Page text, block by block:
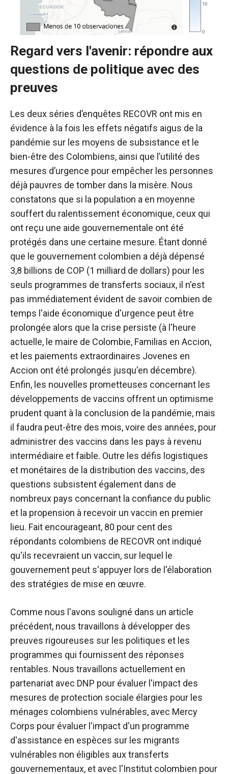
Regard vers l'avenir: répondre aux
questions de politique avec des
preuves
Les deux séries d’enquêtes RECOVR ont mis en
évidence à la fois les effets négatifs aigus de la
pandémie sur les moyens de subsistance et le
bien-être des Colombiens, ainsi que l’utilité des
mesures d’urgence pour empêcher les personnes
déjà pauvres de tomber dans la misère. Nous
constatons que si la population a en moyenne
souffert du ralentissement économique, ceux qui
ont reçu une aide gouvernementale ont été
protégés dans une certaine mesure. Étant donné
que le gouvernement colombien a déjà dépensé
3,8 billions de COP (1 milliard de dollars) pour les
seuls programmes de transferts sociaux, il n'est
pas immédiatement évident de savoir combien de
temps l'aide économique d'urgence peut être
prolongée alors que la crise persiste (à l'heure
actuelle, le maire de Colombie, Familias en Accion,
et les paiements extraordinaires Jovenes en
Accion ont été prolongés jusqu'en décembre).
Enfin, les nouvelles prometteuses concernant les
développements de vaccins offrent un optimisme
prudent quant à la conclusion de la pandémie, mais
il faudra peut-être des mois, voire des années, pour
administrer des vaccins dans les pays à revenu
intermédiaire et faible. Outre les défis logistiques
et monétaires de la distribution des vaccins, des
questions subsistent également dans de
nombreux pays concernant la confiance du public
et la propension à recevoir un vaccin en premier
lieu. Fait encourageant, 80 pour cent des
répondants colombiens de RECOVR ont indiqué
qu'ils recevraient un vaccin, sur lequel le
gouvernement peut s'appuyer lors de l'élaboration
des stratégies de mise en œuvre.
Comme nous l'avons souligné dans un article
précédent, nous travaillons à développer des
preuves rigoureuses sur les politiques et les
programmes qui fournissent des réponses
rentables. Nous travaillons actuellement en
partenariat avec DNP pour évaluer l'impact des
mesures de protection sociale élargies pour les
ménages colombiens vulnérables, avec Mercy
Corps pour évaluer l'impact d'un programme
d'assistance en espèces sur les migrants
vulnérables non éligibles aux transferts
gouvernementaux, et avec l'Institut colombien pour